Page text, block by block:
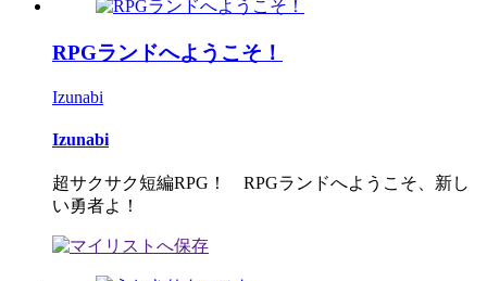
RPGランドへようこそ！
Izunabi
Izunabi
超サクサク短編RPG！ RPGランドへようこそ、新し
い勇者よ！